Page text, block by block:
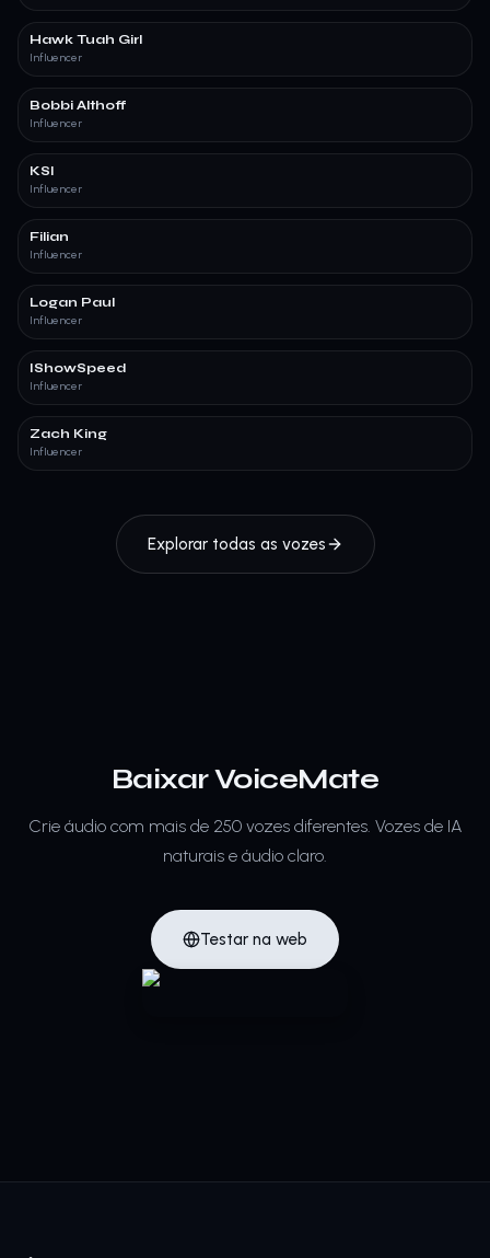
Hawk Tuah Girl
Influencer
Bobbi Althoff
Influencer
KSI
Influencer
Filian
Influencer
Logan Paul
Influencer
IShowSpeed
Influencer
Zach King
Influencer
Explorar todas as vozes
Baixar VoiceMate
Crie áudio com mais de 250 vozes diferentes. Vozes de IA
naturais e áudio claro.
Testar na web